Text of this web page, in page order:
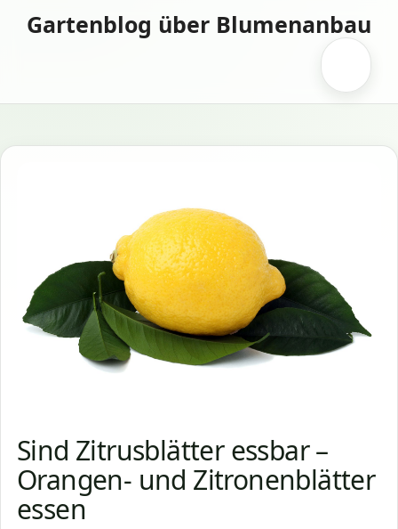
InhaltGartenblog über Blumenanbau
Sind Zitrusblätter essbar –
Orangen- und Zitronenblätter
essen